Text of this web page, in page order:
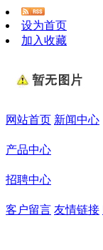
设为首页
加入收藏
网站首页 新闻中心
产品中心
招聘中心
客户留言 友情链接